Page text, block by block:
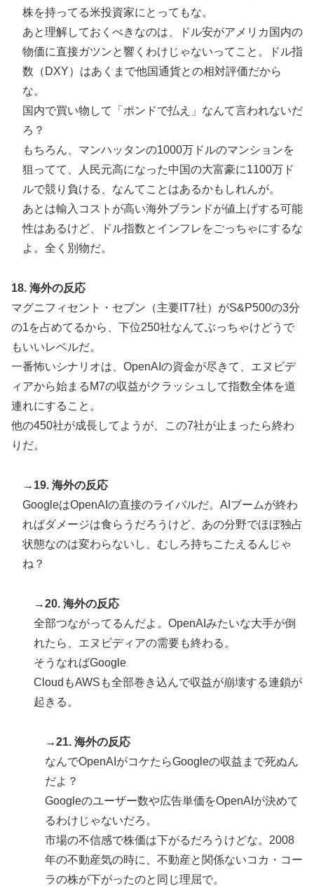
株を持ってる米投資家にとってもな。
あと理解しておくべきなのは、ドル安がアメリカ国内の
物価に直接ガツンと響くわけじゃないってこと。ドル指
数（DXY）はあくまで他国通貨との相対評価だから
な。
国内で買い物して「ポンドで払え」なんて言われないだ
ろ？
もちろん、マンハッタンの1000万ドルのマンションを
狙ってて、人民元高になった中国の大富豪に1100万ド
ルで競り負ける、なんてことはあるかもしれんが。
あとは輸入コストが高い海外ブランドが値上げする可能
性はあるけど、ドル指数とインフレをごっちゃにするな
よ。全く別物だ。
18. 海外の反応
マグニフィセント・セブン（主要IT7社）がS&P500の3分
の1を占めてるから、下位250社なんてぶっちゃけどうで
もいいレベルだ。
一番怖いシナリオは、OpenAIの資金が尽きて、エヌビデ
ィアから始まるM7の収益がクラッシュして指数全体を道
連れにすること。
他の450社が成長してようが、この7社が止まったら終わ
りだ。
→19. 海外の反応
GoogleはOpenAIの直接のライバルだ。AIブームが終わ
ればダメージは食らうだろうけど、あの分野でほぼ独占
状態なのは変わらないし、むしろ持ちこたえるんじゃ
ね？
→20. 海外の反応
全部つながってるんだよ。OpenAIみたいな大手が倒
れたら、エヌビディアの需要も終わる。
そうなればGoogle
CloudもAWSも全部巻き込んで収益が崩壊する連鎖が
起きる。
→21. 海外の反応
なんでOpenAIがコケたらGoogleの収益まで死ぬん
だよ？
Googleのユーザー数や広告単価をOpenAIが決めて
るわけじゃないだろ。
市場の不信感で株価は下がるだろうけどな。2008
年の不動産気の時に、不動産と関係ないコカ・コー
ラの株が下がったのと同じ理屈で。